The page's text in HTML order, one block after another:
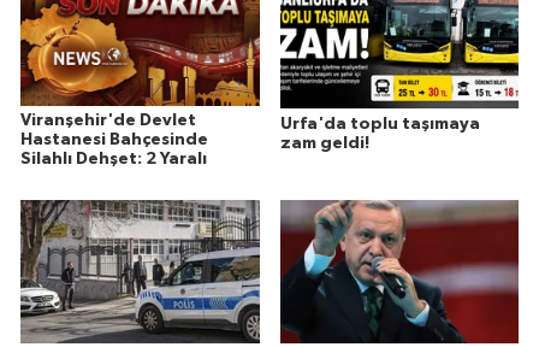
Viranşehir'de Devlet
Hastanesi Bahçesinde
Silahlı Dehşet: 2 Yaralı
Urfa'da toplu taşımaya
zam geldi!